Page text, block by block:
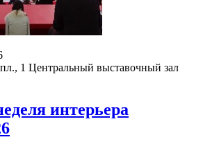
1 Центральный выставочный зал
интерьера